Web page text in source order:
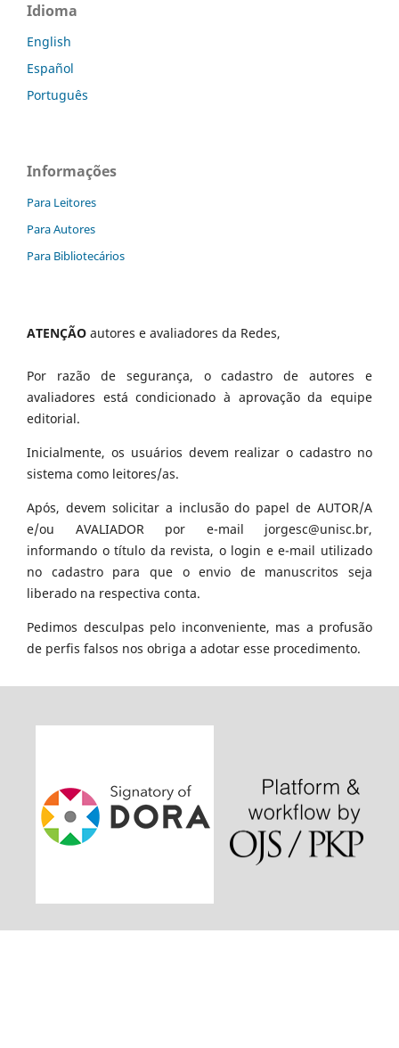
Idioma
English
Español
Português
Informações
Para Leitores
Para Autores
Para Bibliotecários
ATENÇÃO autores e avaliadores da Redes,
Por razão de segurança, o cadastro de autores e
avaliadores está condicionado à aprovação da equipe
editorial.
Inicialmente, os usuários devem realizar o cadastro no
sistema como leitores/as.
Após, devem solicitar a inclusão do papel de AUTOR/A
e/ou AVALIADOR por e-mail jorgesc@unisc.br,
informando o título da revista, o login e e-mail utilizado
no cadastro para que o envio de manuscritos seja
liberado na respectiva conta.
Pedimos desculpas pelo inconveniente, mas a profusão
de perfis falsos nos obriga a adotar esse procedimento.